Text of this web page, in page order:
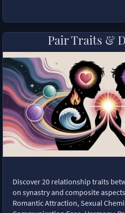
Pair Traits &
Discover 20 relationship traits
on synastry and composite
Romantic Attraction, Sexual